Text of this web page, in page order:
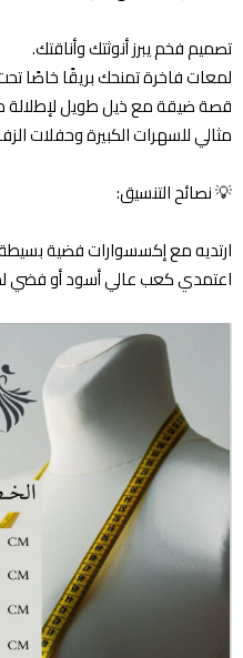
تصميم فخم يبرز أنوثتك وأناقتك.
لمعات فاخرة تمنحك بريقًا خاصًا
قصة ضيقة مع ذيل طويل لإطلالة
مثالي للسهرات الكبيرة وحفلات
💡 نصائح التنسيق:
ارتديه مع إكسسوارات فضية
اعتمدي كعب عالي أسود أو فضي